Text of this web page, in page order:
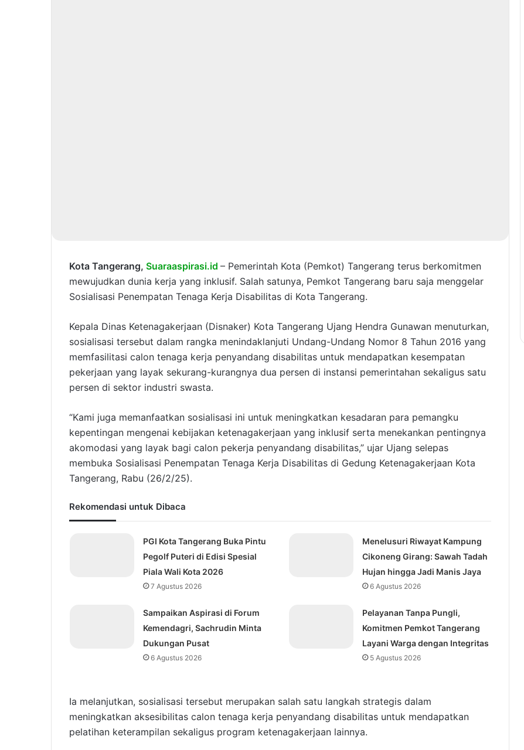
Kota Tangerang, Suaraaspirasi.id – Pemerintah Kota (Pemkot) Tangerang terus berkomitmen
mewujudkan dunia kerja yang inklusif. Salah satunya, Pemkot Tangerang baru saja menggelar
Sosialisasi Penempatan Tenaga Kerja Disabilitas di Kota Tangerang.
Kepala Dinas Ketenagakerjaan (Disnaker) Kota Tangerang Ujang Hendra Gunawan menuturkan,
sosialisasi tersebut dalam rangka menindaklanjuti Undang-Undang Nomor 8 Tahun 2016 yang
memfasilitasi calon tenaga kerja penyandang disabilitas untuk mendapatkan kesempatan
pekerjaan yang layak sekurang-kurangnya dua persen di instansi pemerintahan sekaligus satu
persen di sektor industri swasta.
“Kami juga memanfaatkan sosialisasi ini untuk meningkatkan kesadaran para pemangku
kepentingan mengenai kebijakan ketenagakerjaan yang inklusif serta menekankan pentingnya
akomodasi yang layak bagi calon pekerja penyandang disabilitas,” ujar Ujang selepas
membuka Sosialisasi Penempatan Tenaga Kerja Disabilitas di Gedung Ketenagakerjaan Kota
Tangerang, Rabu (26/2/25).
Rekomendasi untuk Dibaca
PGI Kota Tangerang Buka Pintu
Pegolf Puteri di Edisi Spesial
Piala Wali Kota 2026
7 Agustus 2026
Menelusuri Riwayat Kampung
Cikoneng Girang: Sawah Tadah
Hujan hingga Jadi Manis Jaya
6 Agustus 2026
Sampaikan Aspirasi di Forum
Kemendagri, Sachrudin Minta
Dukungan Pusat
6 Agustus 2026
Pelayanan Tanpa Pungli,
Komitmen Pemkot Tangerang
Layani Warga dengan Integritas
5 Agustus 2026
Ia melanjutkan, sosialisasi tersebut merupakan salah satu langkah strategis dalam
meningkatkan aksesibilitas calon tenaga kerja penyandang disabilitas untuk mendapatkan
pelatihan keterampilan sekaligus program ketenagakerjaan lainnya.